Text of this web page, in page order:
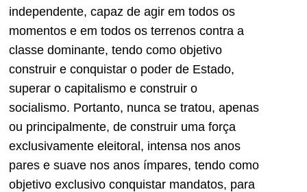
independente, capaz de agir em todos os
momentos e em todos os terrenos contra a
classe dominante, tendo como objetivo
construir e conquistar o poder de Estado,
superar o capitalismo e construir o
socialismo. Portanto, nunca se tratou, apenas
ou principalmente, de construir uma força
exclusivamente eleitoral, intensa nos anos
pares e suave nos anos ímpares, tendo como
objetivo exclusivo conquistar mandatos, para